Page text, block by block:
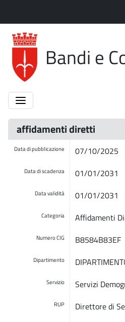
Bandi e
affidamenti diretti
Data di pubblicazione 07/10/2025
Data di scadenza 01/01/2031
Data validità 01/01/2031
Categoria Affidamenti
Numero CIG B8584B83EF
Dipartimento
Servizio Servizi
RUP Direttore di